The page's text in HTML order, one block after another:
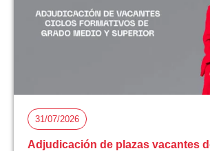
31/07/2026
Adjudicación de plazas vacantes